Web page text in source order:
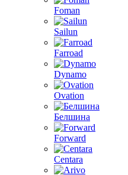
Foman
Sailun
Farroad
Dynamo
Ovation
Белшина
Forward
Centara